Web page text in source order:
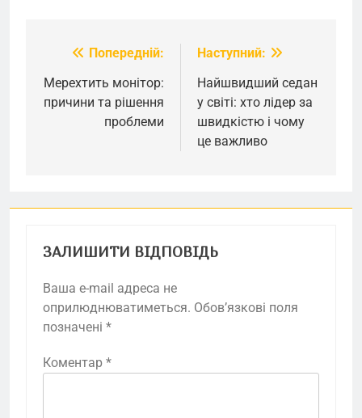
Навігація
записів
Попередній:
Мерехтить монітор:
причини та рішення
проблеми
Наступний:
Найшвидший седан
у світі: хто лідер за
швидкістю і чому
це важливо
ЗАЛИШИТИ ВІДПОВІДЬ
Ваша e-mail адреса не
оприлюднюватиметься. Обов’язкові поля
позначені *
Коментар *